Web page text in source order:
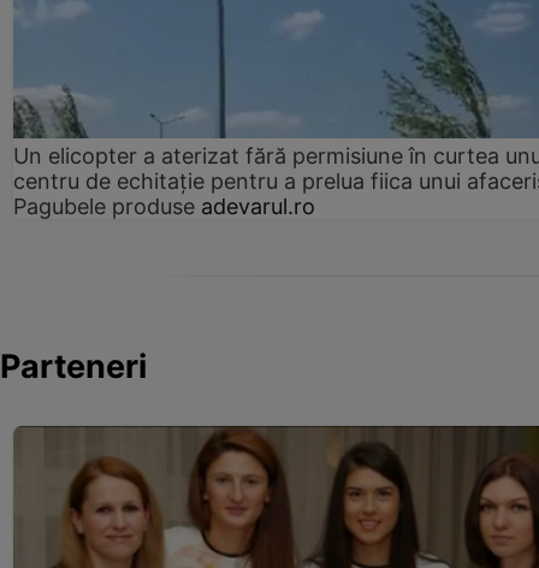
Un elicopter a aterizat fără permisiune în curtea
centru de echitație pentru a prelua fiica unui
Pagubele produse adevarul.ro
Parteneri